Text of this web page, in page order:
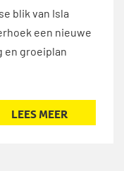
blik van Isla
een nieuwe
en groeiplan
LEES MEER